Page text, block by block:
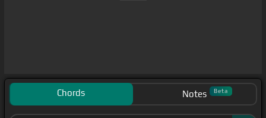
Chords Notes Beta